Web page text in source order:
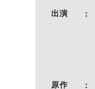
出演
原作